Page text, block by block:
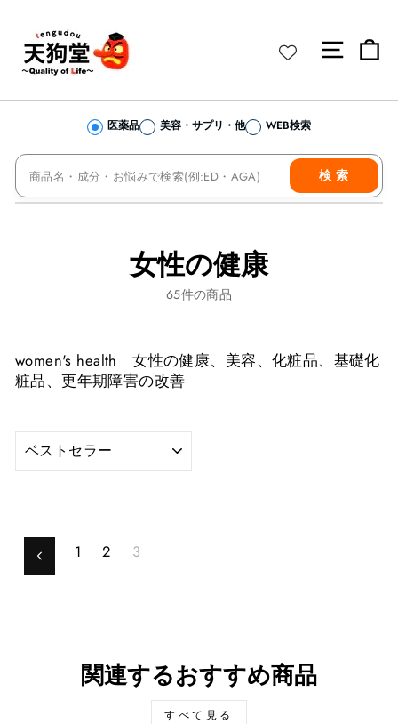
サイ
医薬品 美容・サプリ・他 WEB検索
検 索
女性の健康
65件の商品
women's health 女性の健康、美容、化粧品、基礎化
粧品、更年期障害の改善
選
別
前 1 2 3
関連するおすすめ商品
すべて見る